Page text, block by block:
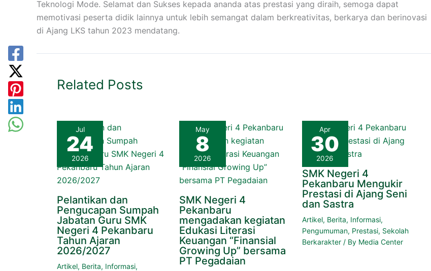
Teknologi Mode. Selamat dan Sukses kepada ananda atas prestasi yang diraih, semoga dapat
memotivasi peserta didik lainnya untuk lebih semangat dalam berkreativitas, berkarya dan berinovasi
di Ajang LKS tahun 2023 mendatang.
Related Posts
Jul
24
2026
Pelantikan dan
Pengucapan Sumpah
Jabatan Guru SMK
Negeri 4 Pekanbaru
Tahun Ajaran
2026/2027
Artikel, Berita, Informasi,
May
8
2026
SMK Negeri 4
Pekanbaru
mengadakan kegiatan
Edukasi Literasi
Keuangan “Finansial
Growing Up” bersama
PT Pegadaian
Apr
30
2026
SMK Negeri 4
Pekanbaru Mengukir
Prestasi di Ajang Seni
dan Sastra
Artikel, Berita, Informasi,
Pengumuman, Prestasi, Sekolah
Berkarakter/ By Media Center